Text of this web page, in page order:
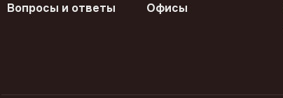
Вопросы и ответы Офисы